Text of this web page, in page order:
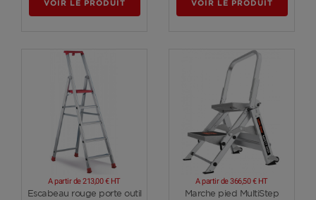
VOIR LE PRODUIT VOIR LE PRODUIT
Voir plus
Escabeau rouge porte outil
A partir de213,00 € HT
Voir plus
Marche pied MultiStep
A partir de366,50 € HT